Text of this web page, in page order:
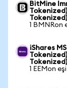
BitMine
1 BMNRon
iShares
1 EEMon